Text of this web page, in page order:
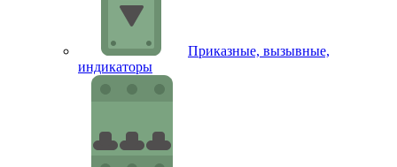
Приказные, вызывные,
индикаторы